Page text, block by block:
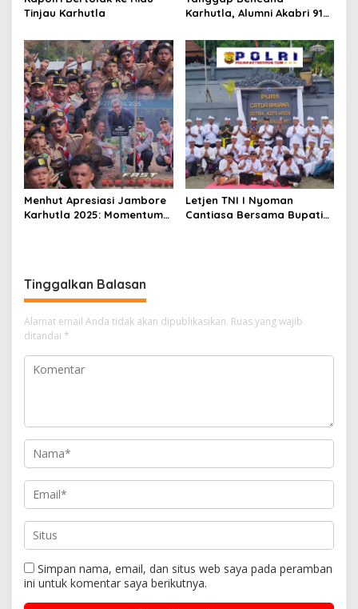
Tinjau Karhutla
Karhutla, Alumni Akabri 91
dan Alat Pemadam Api ke
Polda Kalteng
Menhut Apresiasi Jambore
Karhutla 2025: Momentum
Letjen TNI I Nyoman
Cantiasa Bersama Bupati
Tinggalkan Balasan
Alamat email Anda tidak akan dipublikasikan. Ruas yang wajib
ditandai *
Simpan nama, email, dan situs web saya pada peramban
ini untuk komentar saya berikutnya.